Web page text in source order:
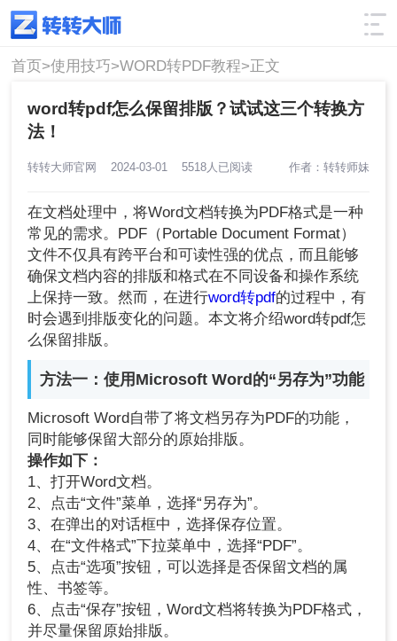
使用技巧 筛选
首页>使用技巧>WORD转PDF教程>正文
word转pdf怎么保留排版？试试这三个转换方
法！
转转大师官网 2024-03-01 5518人已阅读 作者：转转师妹
在文档处理中，将Word文档转换为PDF格式是一种
常见的需求。PDF（Portable Document Format）
文件不仅具有跨平台和可读性强的优点，而且能够
确保文档内容的排版和格式在不同设备和操作系统
上保持一致。然而，在进行word转pdf的过程中，有
时会遇到排版变化的问题。本文将介绍word转pdf怎
么保留排版。
方法一：使用Microsoft Word的“另存为”功能
Microsoft Word自带了将文档另存为PDF的功能，
同时能够保留大部分的原始排版。
操作如下：
1、打开Word文档。
2、点击“文件”菜单，选择“另存为”。
3、在弹出的对话框中，选择保存位置。
4、在“文件格式”下拉菜单中，选择“PDF”。
5、点击“选项”按钮，可以选择是否保留文档的属
性、书签等。
6、点击“保存”按钮，Word文档将转换为PDF格式，
并尽量保留原始排版。